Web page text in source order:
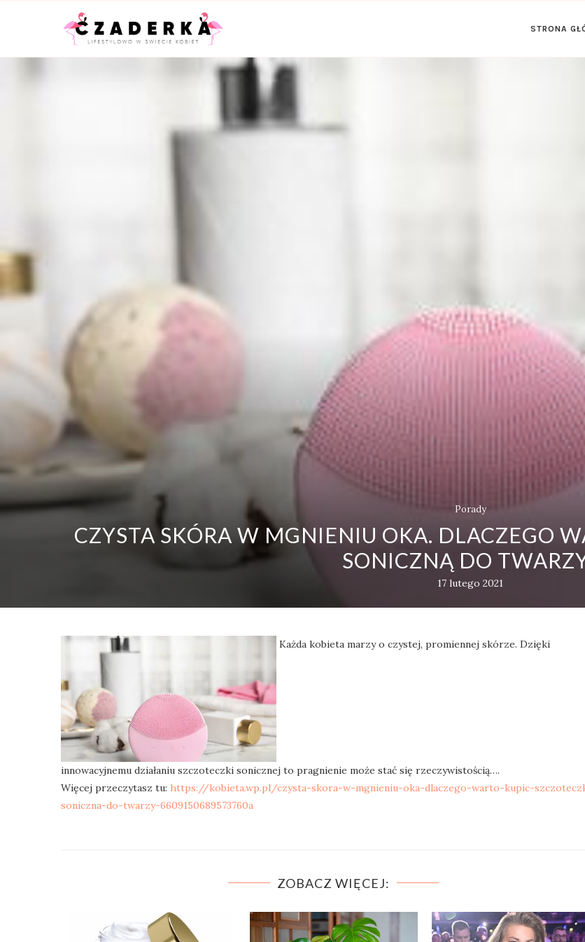
STRONA
Porady
CZYSTA SKÓRA W MGNIENIU OKA. DLACZEGO
SONICZNĄ DO
17 lutego 2021
Każda kobieta marzy o czystej, promiennej skórze. Dzięki
innowacyjnemu działaniu szczoteczki sonicznej to pragnienie może stać się rzeczywistością….
Więcej przeczytasz tu: https://kobieta.wp.pl/czysta-skora-w-mgnieniu-oka-dlaczego-warto-kupic-
soniczna-do-twarzy-6609150689573760a
ZOBACZ WIĘCEJ: